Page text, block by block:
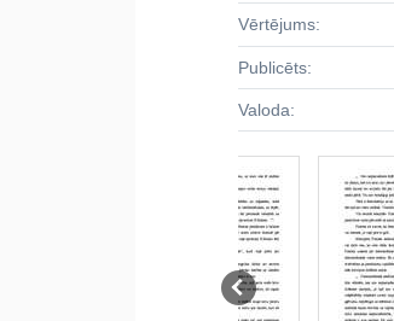
Vērtējums:
Publicēts:
Valoda: